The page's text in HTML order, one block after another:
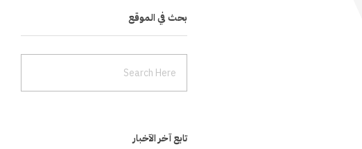
بحث في الموقع
تابع آخر الآخبار